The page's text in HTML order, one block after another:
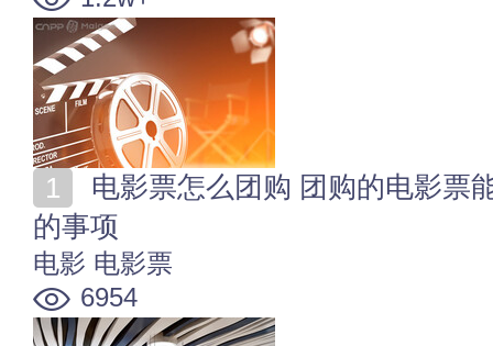
的事项
电影 电影票
6954